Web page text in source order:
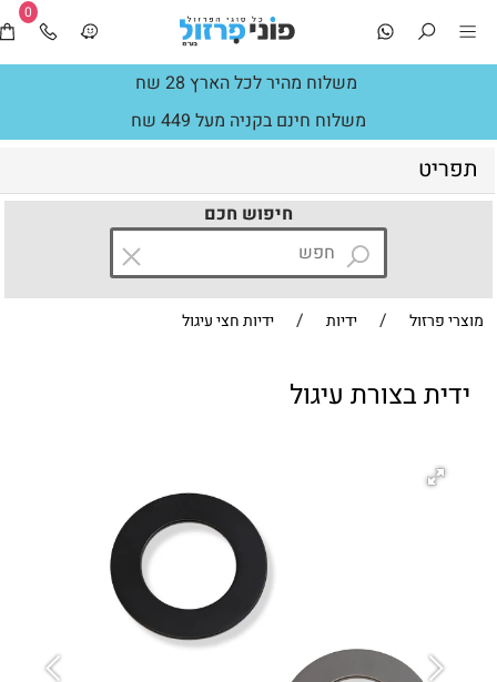
משלוח מהיר לכל הארץ 28 שח
משלוח חינם בקניה מעל 449 שח
0
תפריט
חיפוש חכם
מוצרי פרזול / ידיות / ידיות חצי עיגול
ידית בצורת עיגול